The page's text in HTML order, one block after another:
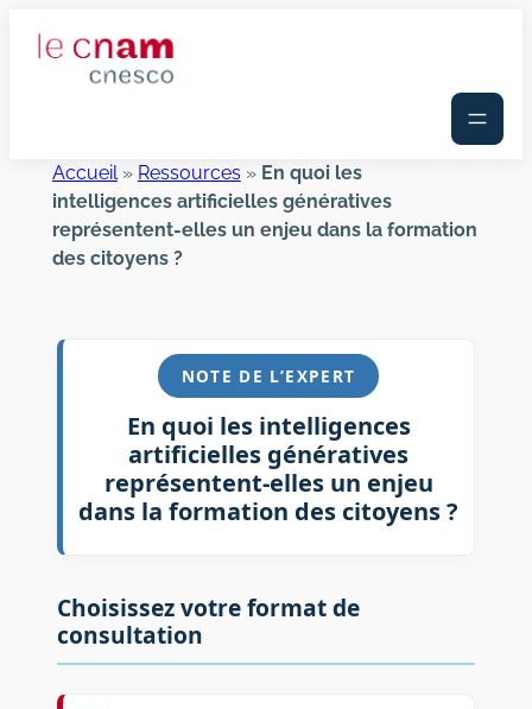
Accueil» Ressources» En quoi les
intelligences artificielles génératives
représentent-elles un enjeu dans la formation
des citoyens ?
NOTE DE L’EXPERT
En quoi les intelligences
artificielles génératives
représentent-elles un enjeu
dans la formation des citoyens ?
Choisissez votre format de
consultation